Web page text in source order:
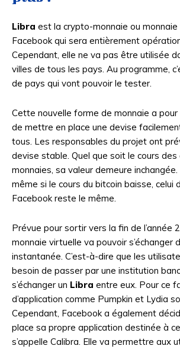
Libra est la crypto-monnaie ou
Facebook qui sera entièrement
Cependant, elle ne va pas être utilisée
villes de tous les pays. Au programme,
de pays qui vont pouvoir le tester.
Cette nouvelle forme de monnaie a
de mettre en place une devise
tous. Les responsables du projet ont
devise stable. Quel que soit le cours
monnaies, sa valeur demeure inchangée.
même si le cours du bitcoin baisse, celui
Facebook reste le même.
Prévue pour sortir vers la fin de l’année
monnaie virtuelle va pouvoir s’échanger
instantanée. C’est-à-dire que les
besoin de passer par une institution
s’échanger un Libra entre eux. Pour ce
d’application comme Pumpkin et Lydia
Cependant, Facebook a également
place sa propre application destinée à
s’appelle Calibra. Elle va permettre aux